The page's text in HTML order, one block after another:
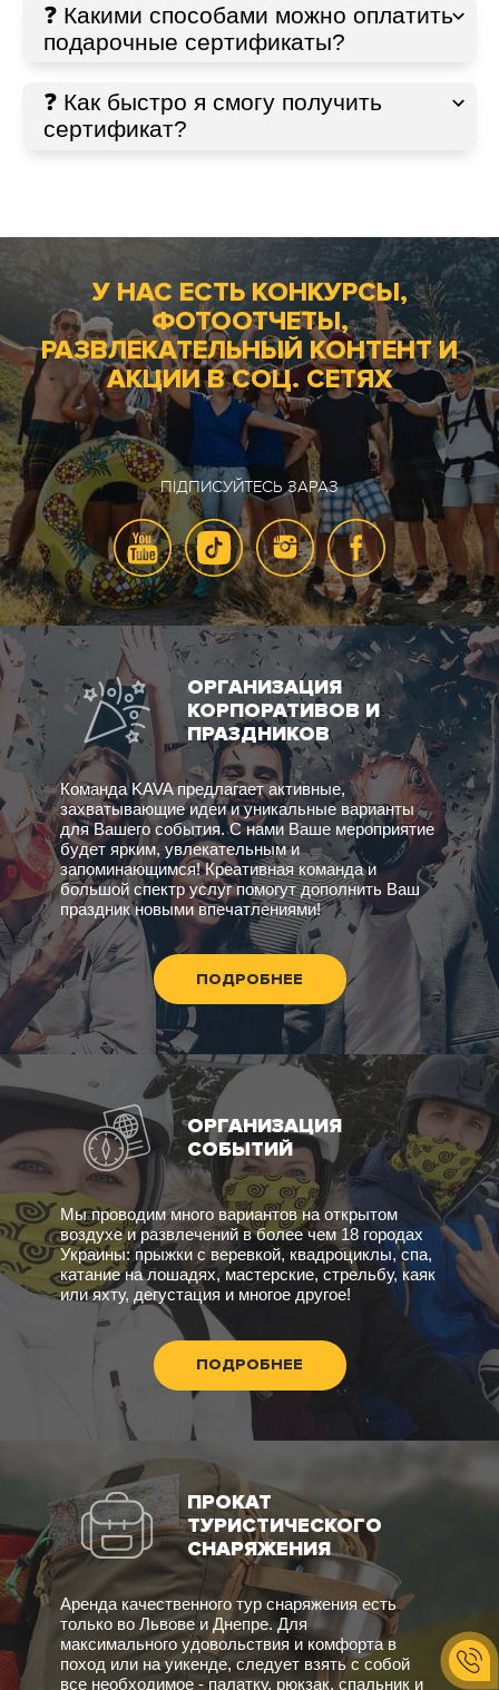
❓ Какими способами можно оплатить
подарочные сертификаты?
❓ Как быстро я смогу получить
сертификат?
У НАС ЕСТЬ КОНКУРСЫ,
ФОТООТЧЕТЫ,
РАЗВЛЕКАТЕЛЬНЫЙ КОНТЕНТ И
АКЦИИ В СОЦ. СЕТЯХ
ПІДПИСУЙТЕСЬ ЗАРАЗ
ОРГАНИЗАЦИЯ
КОРПОРАТИВОВ И
ПРАЗДНИКОВ
Команда KAVA предлагает активные,
захватывающие идеи и уникальные варианты
для Вашего события. С нами Ваше мероприятие
будет ярким, увлекательным и
запоминающимся! Креативная команда и
большой спектр услуг помогут дополнить Ваш
праздник новыми впечатлениями!
ПОДРОБНЕЕ
ОРГАНИЗАЦИЯ
СОБЫТИЙ
Мы проводим много вариантов на открытом
воздухе и развлечений в более чем 18 городах
Украины: прыжки с веревкой, квадроциклы, спа,
катание на лошадях, мастерские, стрельбу, каяк
или яхту, дегустация и многое другое!
ПОДРОБНЕЕ
ПРОКАТ
ТУРИСТИЧЕСКОГО
СНАРЯЖЕНИЯ
Аренда качественного тур снаряжения есть
только во Львове и Днепре. Для
максимального удовольствия и комфорта в
поход или на уикенде, следует взять с собой
все необходимое - палатку, рюкзак, спальник и